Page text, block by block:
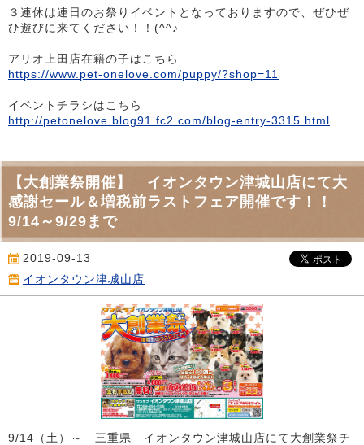
３連休は連日のお祭りイベントとなっておりますので、ぜひぜ
ひ遊びに来てください！！(^^♪
アリオ上田店在籍の子はこちら
https://www.pet-onelove.com/puppy/?shop=11
イベントチラシはこちら
http://petonelove.blog91.fc2.com/blog-entry-3315.html
【大創業祭開催】 イオンタウン津城山店にて大
感謝セール＆増税前ラストフェア開催です！！
9/14～9/29まで
2019-09-13
イオンタウン津城山店
9/14（土）～ 三重県 イオンタウン津城山店にて大創業祭チ